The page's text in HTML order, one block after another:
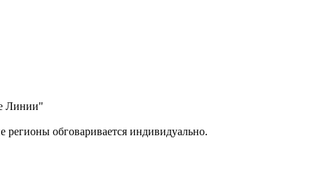
Линии"
регионы обговаривается индивидуально.